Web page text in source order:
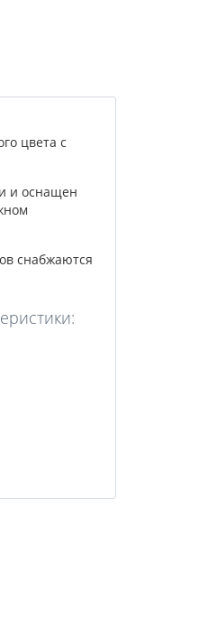
цвета с
и оснащен
снабжаются